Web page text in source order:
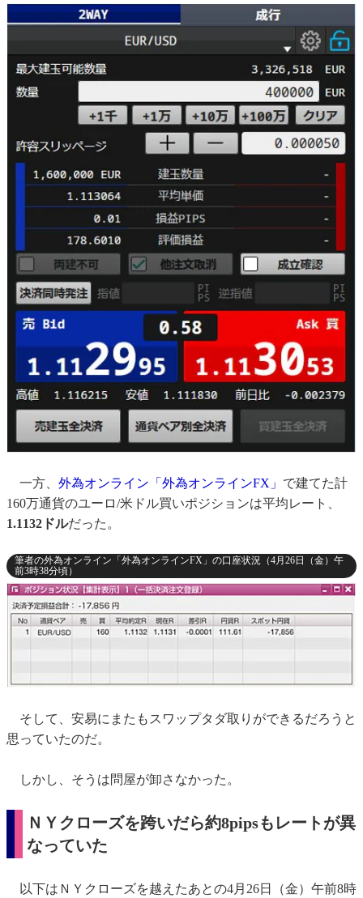
一方、 外為オンライン「外為オンラインFX」 で建てた計
160万通貨のユーロ/米ドル買いポジションは平均レート、
1.1132ドルだった。
筆者の外為オンライン「外為オンラインFX」の口座状況（4月26日（金）午
前3時38分頃）
そして、安易にまたもスワップタダ取りができるだろうと
思っていたのだ。
しかし、そうは問屋が卸さなかった。
ＮＹクローズを跨いだら約8pipsもレートが異
なっていた
以下はＮＹクローズを越えたあとの4月26日（金）午前8時